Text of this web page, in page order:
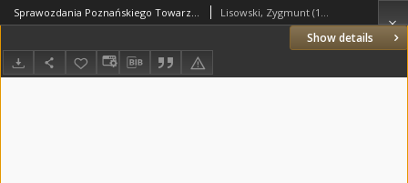
Show details
Sprawozdania Poznańskiego Towarzystwa Przyjaciół Nauk. 1929 R.3 Lisowski, Zygmunt (1880-1955) (red.)